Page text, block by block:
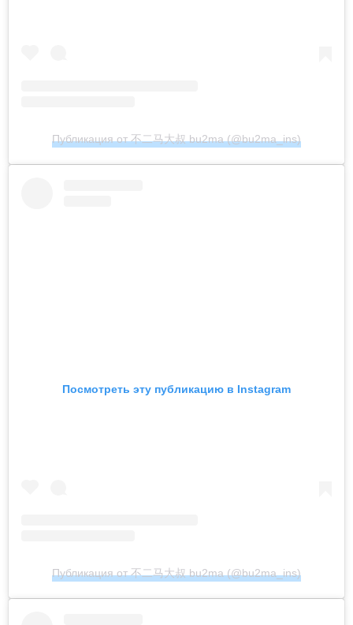
Публикация от 不二马大叔 bu2ma (@bu2ma_ins)
Посмотреть эту публикацию в Instagram
Публикация от 不二马大叔 bu2ma (@bu2ma_ins)